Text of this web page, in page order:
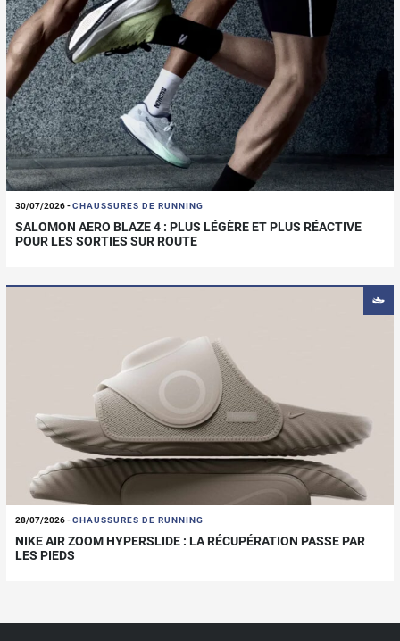
30/07/2026-CHAUSSURES DE RUNNING
SALOMON AERO BLAZE 4 : PLUS LÉGÈRE ET PLUS RÉACTIVE
POUR LES SORTIES SUR ROUTE
28/07/2026-CHAUSSURES DE RUNNING
NIKE AIR ZOOM HYPERSLIDE : LA RÉCUPÉRATION PASSE PAR
LES PIEDS